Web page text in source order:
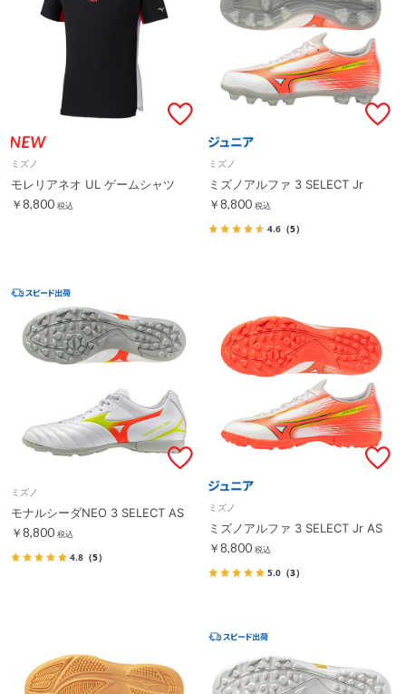
ミズノ
モレリアネオ UL ゲームシャツ
￥8,800 税込
ミズノ
ミズノアルファ 3 SELECT Jr
￥8,800 税込
4.6 （5）
ミズノ
モナルシーダNEO 3 SELECT AS
￥8,800 税込
4.8 （5）
ミズノ
ミズノアルファ 3 SELECT Jr AS
￥8,800 税込
5.0 （3）